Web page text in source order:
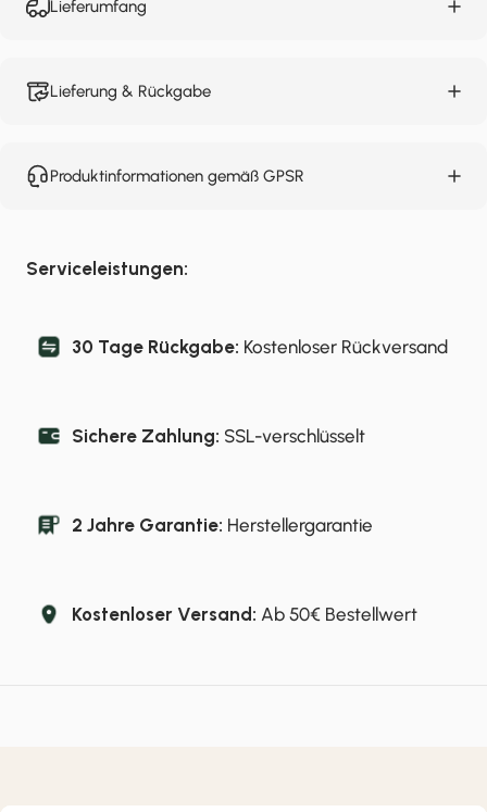
Lieferumfang
Lieferung & Rückgabe
Produktinformationen gemäß GPSR
Serviceleistungen:
30 Tage Rückgabe: Kostenloser Rückversand
Sichere Zahlung: SSL-verschlüsselt
2 Jahre Garantie: Herstellergarantie
Kostenloser Versand: Ab 50€ Bestellwert